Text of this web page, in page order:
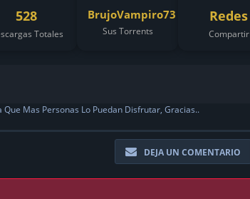
528
Totales
BrujoVampiro73
Sus Torrents
Redes
Compartir
Mas Personas Lo Puedan Disfrutar, Gracias..
DEJA UN COMENTARIO